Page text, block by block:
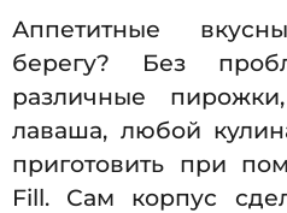
Аппетитные
берегу? Без
различные
лаваша, любой
приготовить при
Fill. Сам корпус